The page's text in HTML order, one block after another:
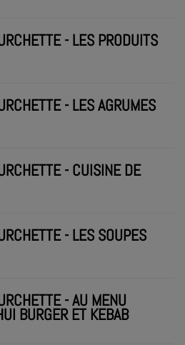
- LES PRODUITS
- LES AGRUMES
- CUISINE DE
- LES SOUPES
- AU MENU
BURGER ET KEBAB